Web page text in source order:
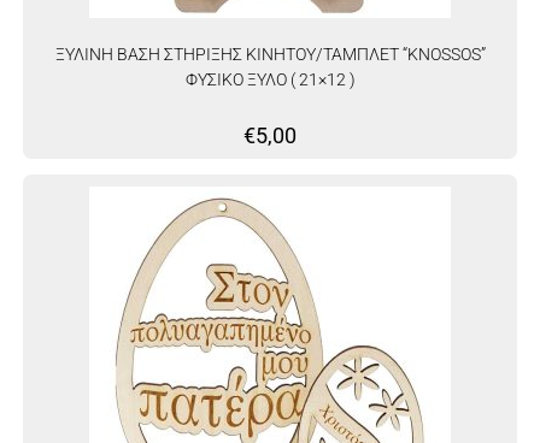
ΞΥΛΙΝΗ ΒΑΣΗ ΣΤΗΡΙΞΗΣ ΚΙΝΗΤΟΥ/ΤΑΜΠΛΕΤ “KNOSSOS”
ΦΥΣΙΚΟ ΞΥΛΟ ( 21×12 )
€5,00